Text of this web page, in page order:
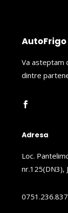
Va asteptam
dintre
Adresa
Loc.
nr.125(DN3),
0751.236.837